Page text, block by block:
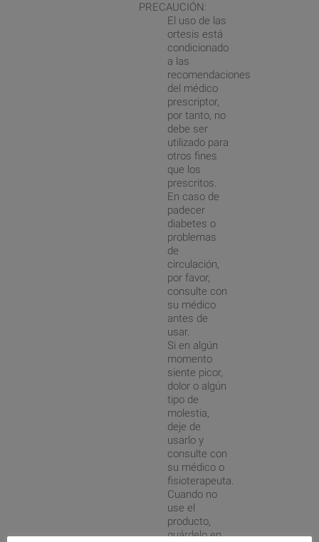
PRECAUCIÓN:
El uso de las
ortesis está
condicionado
a las
recomendaciones
del médico
prescriptor,
por tanto, no
debe ser
utilizado para
otros fines
que los
prescritos.
En caso de
padecer
diabetes o
problemas
de
circulación,
por favor,
consulte con
su médico
antes de
usar.
Si en algún
momento
siente picor,
dolor o algún
tipo de
molestia,
deje de
usarlo y
consulte con
su médico o
fisioterapeuta.
Cuando no
use el
producto,
guárdelo en